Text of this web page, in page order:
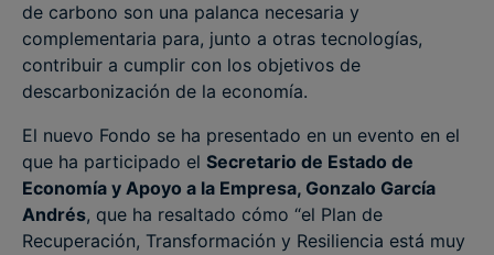
de carbono son una palanca necesaria y
complementaria para, junto a otras tecnologías,
contribuir a cumplir con los objetivos de
descarbonización de la economía.
El nuevo Fondo se ha presentado en un evento en el
que ha participado el Secretario de Estado de
Economía y Apoyo a la Empresa, Gonzalo García
Andrés, que ha resaltado cómo “el Plan de
Recuperación, Transformación y Resiliencia está muy